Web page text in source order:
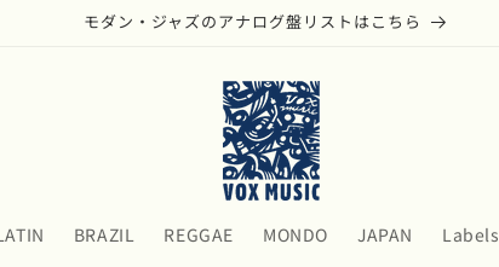
モダン・ジャズのアナログ盤リストはこちら
BRAZIL REGGAE MONDO JAPAN Labels